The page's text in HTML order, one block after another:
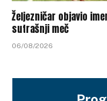
Željezničar objavio
sutrašnji meč
06/08/2026